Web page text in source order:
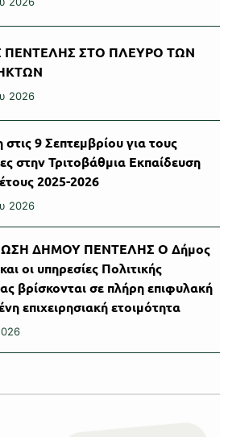
ΣΤΟ ΠΛΕΥΡΟ ΤΩΝ
2026
9 Σεπτεμβρίου για τους
στην Τριτοβάθμια Εκπαίδευση
2025-2026
2026
ΔΗΜΟΥ ΠΕΝΤΕΛΗΣ Ο Δήμος
οι υπηρεσίες Πολιτικής
βρίσκονται σε πλήρη επιφυλακή
επιχειρησιακή ετοιμότητα